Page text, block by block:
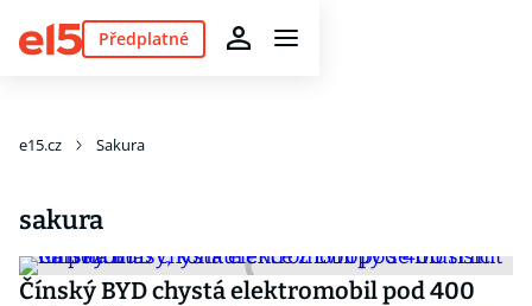
Předplatné
e15.cz Sakura
sakura
Čínský BYD chystá elektromobil pod 400